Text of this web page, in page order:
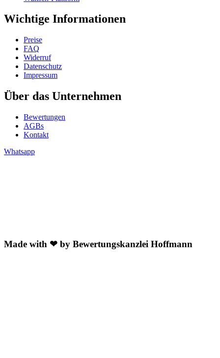
Wichtige Informationen
Preise
FAQ
Widerruf
Datenschutz
Impressum
Über das Unternehmen
Bewertungen
AGBs
Kontakt
Whatsapp
Made with ❤ by Bewertungskanzlei Hoffmann